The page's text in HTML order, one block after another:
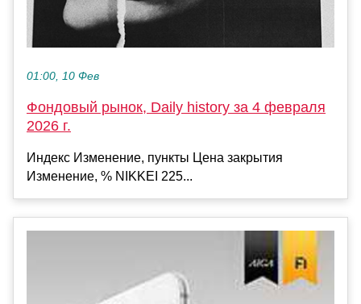
01:00, 10 Фев
Фондовый рынок, Daily history за 4 февраля
2026 г.
Индекс Изменение, пункты Цена закрытия
Изменение, % NIKKEI 225...